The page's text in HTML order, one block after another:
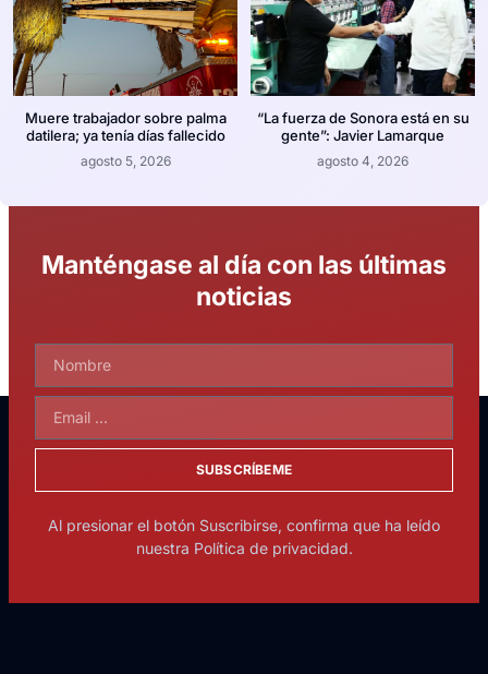
Muere trabajador sobre palma
datilera; ya tenía días fallecido
agosto 5, 2026
“La fuerza de Sonora está en su
gente”: Javier Lamarque
agosto 4, 2026
Manténgase al día con las últimas
noticias
SUBSCRÍBEME
Al presionar el botón Suscribirse, confirma que ha leído
nuestra Política de privacidad.